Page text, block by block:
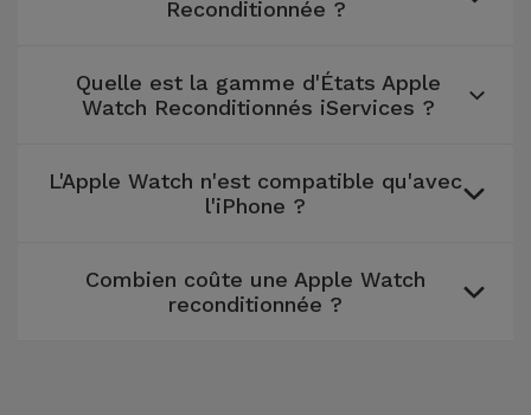
Reconditionnée ?
Quelle est la gamme d'États Apple
Watch Reconditionnés iServices ?
L'Apple Watch n'est compatible qu'avec
l'iPhone ?
Combien coûte une Apple Watch
reconditionnée ?